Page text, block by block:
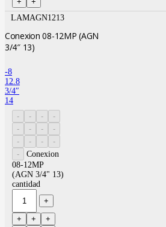
LAMAGN1213
Conexion 08-12MP (AGN
3/4″ 13)
-8
12.8
3/4″
14
Conexion
08-12MP
(AGN 3/4" 13)
cantidad